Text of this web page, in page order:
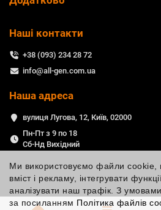
Ми використовуємо файли cookie,
вміст і рекламу, інтегрувати
аналізувати наш трафік. З
за посиланням Політика файлів
Наші контакти
+38 (093) 234 28 72
info@all-gen.com.ua
Наша адреса
вулиця Лугова, 12, Київ, 02000
Пн-Пт з 9 по 18
Сб-Нд Вихідний